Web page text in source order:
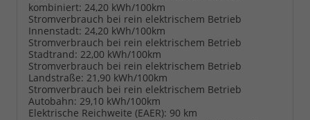
kombiniert: 24,20 kWh/100km
Stromverbrauch bei rein elektrischem Betrieb
Innenstadt: 24,20 kWh/100km
Stromverbrauch bei rein elektrischem Betrieb
Stadtrand: 22,00 kWh/100km
Stromverbrauch bei rein elektrischem Betrieb
Landstraße: 21,90 kWh/100km
Stromverbrauch bei rein elektrischem Betrieb
Autobahn: 29,10 kWh/100km
Elektrische Reichweite (EAER): 90 km